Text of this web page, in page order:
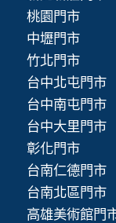
桃園門市
中壢門市
竹北門市
台中北屯門市
台中南屯門市
台中大里門市
彰化門市
台南仁德門市
台南北區門市
高雄美術館門